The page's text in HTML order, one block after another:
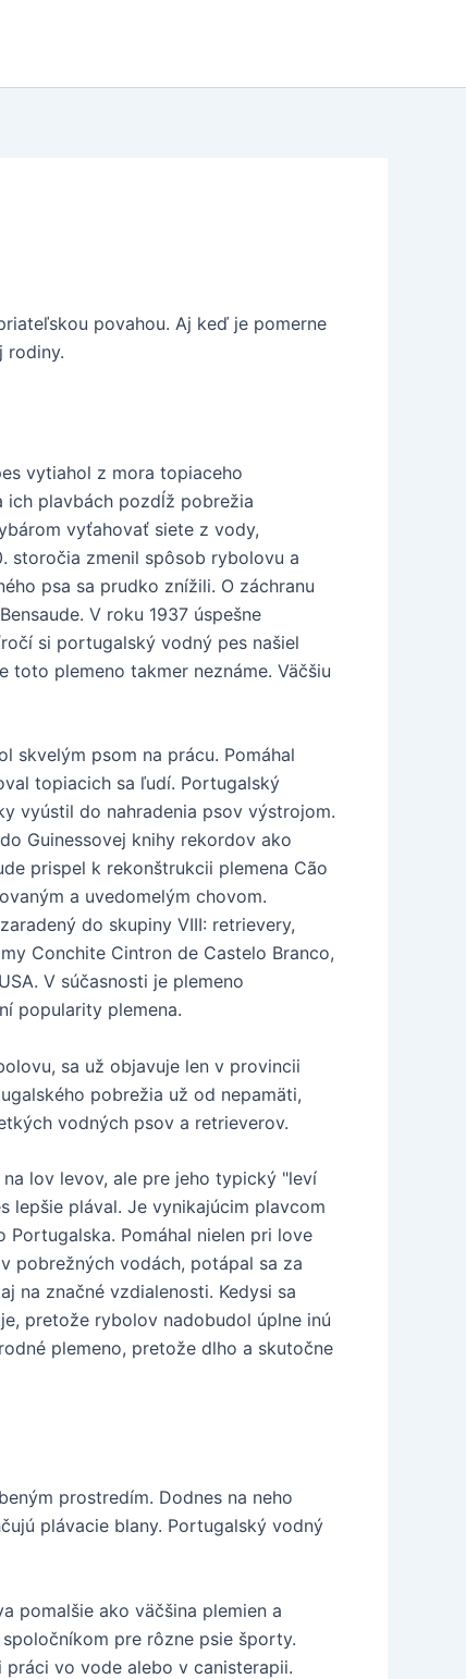
povahou. Aj keď je pomerne
rodiny.
vytiahol z mora topiaceho
ich plavbách pozdĺž pobrežia
vyťahovať siete z vody,
storočia zmenil spôsob rybolovu a
psa sa prudko znížili. O záchranu
V roku 1937 úspešne
si portugalský vodný pes našiel
plemeno takmer neznáme. Väčšiu
skvelým psom na prácu. Pomáhal
topiacich sa ľudí. Portugalský
vyústil do nahradenia psov výstrojom.
Guinessovej knihy rekordov ako
prispel k rekonštrukcii plemena Cão
a uvedomelým chovom.
do skupiny VIII: retrievery,
Conchite Cintron de Castelo Branco,
V súčasnosti je plemeno
popularity plemena.
sa už objavuje len v provincii
pobrežia už od nepamäti,
vodných psov a retrieverov.
lov levov, ale pre jeho typický "leví
lepšie plával. Je vynikajúcim plavcom
Pomáhal nielen pri love
pobrežných vodách, potápal sa za
na značné vzdialenosti. Kedysi sa
pretože rybolov nadobudol úplne inú
plemeno, pretože dlho a skutočne
prostredím. Dodnes na neho
plávacie blany. Portugalský vodný
pomalšie ako väčšina plemien a
pre rôzne psie športy.
vo vode alebo v canisterapii.